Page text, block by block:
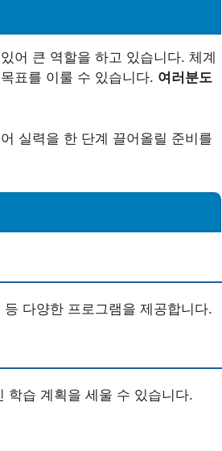
어 큰 역할을 하고 있습니다. 체계
표를 이룰 수 있습니다. 여러분도
실력을 한 단계 끌어올릴 준비를
다양한 프로그램을 제공합니다.
학습 계획을 세울 수 있습니다.